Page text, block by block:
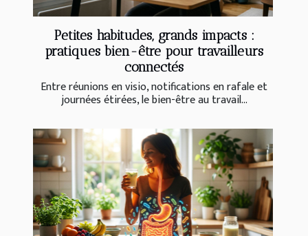
Petites habitudes, grands impacts :
pratiques bien-être pour travailleurs
connectés
Entre réunions en visio, notifications en rafale et
journées étirées, le bien-être au travail...